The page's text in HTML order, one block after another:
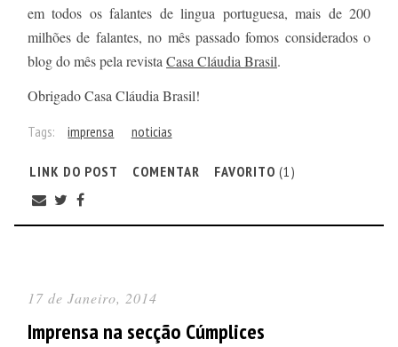
em todos os falantes de lingua portuguesa, mais de 200
milhões de falantes, no mês passado fomos considerados o
blog do mês pela revistaCasa Cláudia Brasil.
Obrigado Casa Cláudia Brasil!
Tags: imprensa noticias
LINK DO POST COMENTAR FAVORITO (1)
17 de Janeiro, 2014
Imprensa na secção Cúmplices